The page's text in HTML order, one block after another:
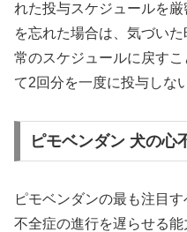
れた投与スケジュールを
を忘れた場合は、気づい
常のスケジュールに戻す
て2回分を一度に投与しな
ピモベンダン 犬の心
ピモベンダンの最も注目
不全症の進行を遅らせる